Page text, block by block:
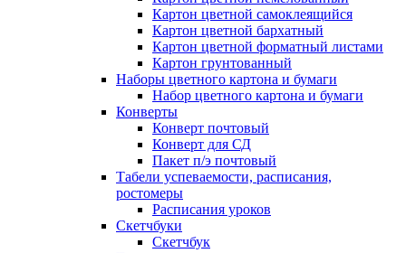
Картон цветной самоклеящийся
Картон цветной бархатный
Картон цветной форматный листами
Картон грунтованный
Наборы цветного картона и бумаги
Набор цветного картона и бумаги
Конверты
Конверт почтовый
Конверт для СД
Пакет п/э почтовый
Табели успеваемости, расписания,
ростомеры
Расписания уроков
Скетчбуки
Скетчбук